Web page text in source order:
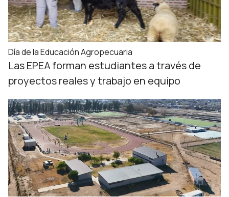
Día de la Educación Agropecuaria
Las EPEA forman estudiantes a través de
proyectos reales y trabajo en equipo